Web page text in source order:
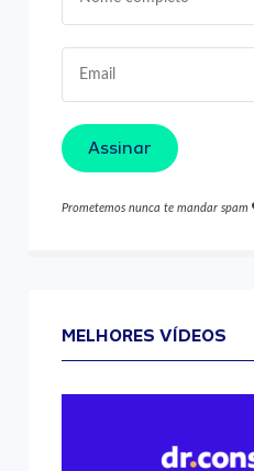
Assinar
Prometemos nunca te mandar spam
MELHORES VÍDEOS